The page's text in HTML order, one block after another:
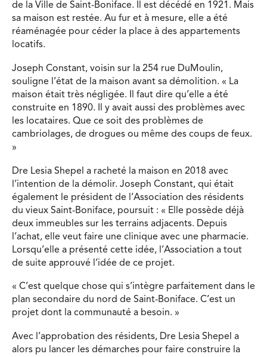
de la Ville de Saint-Boniface. Il est décédé en 1921. Mais
sa maison est restée. Au fur et à mesure, elle a été
réaménagée pour céder la place à des appartements
locatifs.
Joseph Constant, voisin sur la 254 rue DuMoulin,
souligne l’état de la maison avant sa démolition. « La
maison était très négligée. Il faut dire qu’elle a été
construite en 1890. Il y avait aussi des problèmes avec
les locataires. Que ce soit des problèmes de
cambriolages, de drogues ou même des coups de feux.
»
Dre Lesia Shepel a racheté la maison en 2018 avec
l’intention de la démolir. Joseph Constant, qui était
également le président de l’Association des résidents
du vieux Saint-Boniface, poursuit : « Elle possède déjà
deux immeubles sur les terrains adjacents. Depuis
l’achat, elle veut faire une clinique avec une pharmacie.
Lorsqu’elle a présenté cette idée, l’Association a tout
de suite approuvé l’idée de ce projet.
« C’est quelque chose qui s’intègre parfaitement dans le
plan secondaire du nord de Saint-Boniface. C’est un
projet dont la communauté a besoin. »
Avec l’approbation des résidents, Dre Lesia Shepel a
alors pu lancer les démarches pour faire construire la